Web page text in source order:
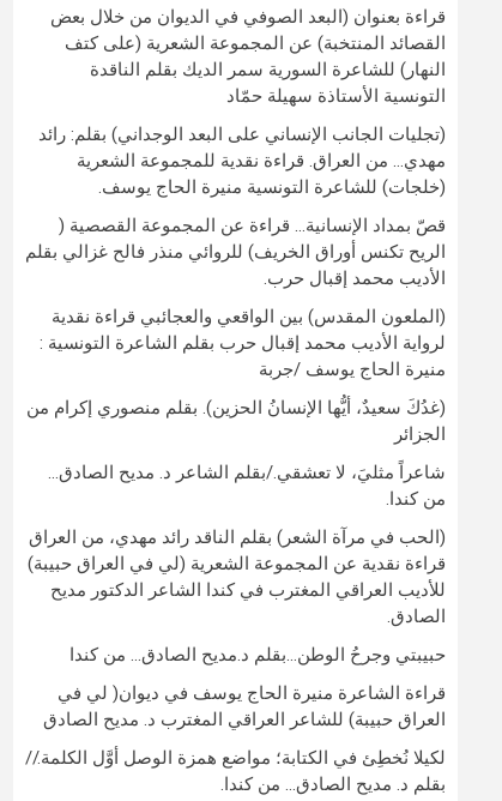
قراءة بعنوان (البعد الصوفي في الديوان من خلال بعض
القصائد المنتخبة) عن المجموعة الشعرية (على كتف
النهار) للشاعرة السورية سمر الديك بقلم الناقدة
التونسية الأستاذة سهيلة حمّاد
(تجليات الجانب الإنساني على البعد الوجداني) بقلم: رائد
مهدي… من العراق. قراءة نقدية للمجموعة الشعرية
(خلجات) للشاعرة التونسية منيرة الحاج يوسف.
قصّ بمداد الإنسانية… قراءة عن المجموعة القصصية (
الريح تكنس أوراق الخريف) للروائي منذر فالح غزالي بقلم
الأديب محمد إقبال حرب.
(الملعون المقدس) بين الواقعي والعجائبي قراءة نقدية
لرواية الأديب محمد إقبال حرب بقلم الشاعرة التونسية :
منيرة الحاج يوسف /جربة
(غدُكَ سعيدٌ، أيُّها الإنسانُ الحزين). بقلم منصوري إكرام من
الجزائر
شاعراً مثليَ، لا تعشقي./بقلم الشاعر د. مديح الصادق…
من كندا.
(الحب في مرآة الشعر) بقلم الناقد رائد مهدي، من العراق
قراءة نقدية عن المجموعة الشعرية (لي في العراق حبيبة)
للأديب العراقي المغترب في كندا الشاعر الدكتور مديح
الصادق.
حبيبتي وجرحُ الوطن…بقلم د.مديح الصادق… من كندا
قراءة الشاعرة منيرة الحاج يوسف في ديوان( لي في
العراق حبيبة) للشاعر العراقي المغترب د. مديح الصادق
لكيلا نُخطِئ في الكتابة؛ مواضع همزة الوصل أوَّل الكلمة.//
بقلم د. مديح الصادق… من كندا.